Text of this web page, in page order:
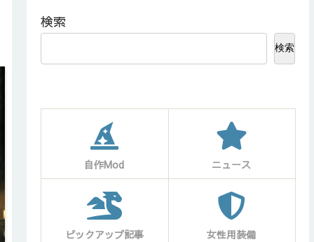
検索
検索
自作Mod ニュース
ピックアップ記事 女性用装備